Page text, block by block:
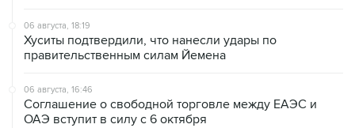
06 августа, 18:19
Хуситы подтвердили, что нанесли удары по
правительственным силам Йемена
06 августа, 16:46
Соглашение о свободной торговле между ЕАЭС и
ОАЭ вступит в силу с 6 октября